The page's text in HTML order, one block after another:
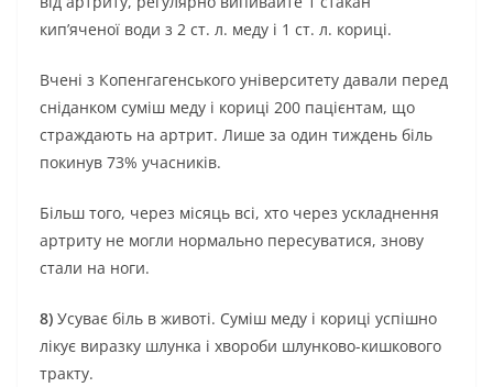
кип’яченої води з 2 ст. л. меду і 1 ст. л. кориці.
Вчені з Копенгагенського університету давали перед
сніданком суміш меду і кориці 200 пацієнтам, що
страждають на артрит. Лише за один тиждень біль
покинув 73% учасників.
Більш того, через місяць всі, хто через ускладнення
артриту не могли нормально пересуватися, знову
стали на ноги.
8) Усуває біль в животі. Суміш меду і кориці успішно
лікує виразку шлунка і хвороби шлунково-кишкового
тракту.